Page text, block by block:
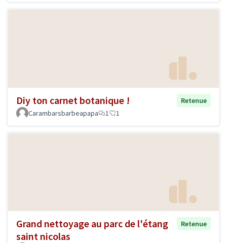
Diy ton carnet botanique !
Retenue
Carambarsbarbeapapa
1 1
Grand nettoyage au parc de l'étang
saint nicolas
Retenue